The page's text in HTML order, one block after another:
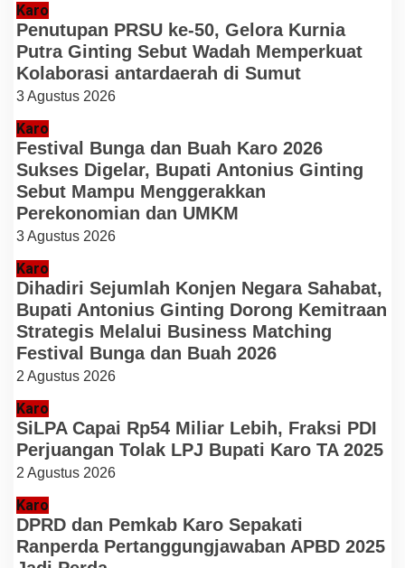
Karo
Penutupan PRSU ke-50, Gelora Kurnia
Putra Ginting Sebut Wadah Memperkuat
Kolaborasi antardaerah di Sumut
3 Agustus 2026
Karo
Festival Bunga dan Buah Karo 2026
Sukses Digelar, Bupati Antonius Ginting
Sebut Mampu Menggerakkan
Perekonomian dan UMKM
3 Agustus 2026
Karo
Dihadiri Sejumlah Konjen Negara Sahabat,
Bupati Antonius Ginting Dorong Kemitraan
Strategis Melalui Business Matching
Festival Bunga dan Buah 2026
2 Agustus 2026
Karo
SiLPA Capai Rp54 Miliar Lebih, Fraksi PDI
Perjuangan Tolak LPJ Bupati Karo TA 2025
2 Agustus 2026
Karo
DPRD dan Pemkab Karo Sepakati
Ranperda Pertanggungjawaban APBD 2025